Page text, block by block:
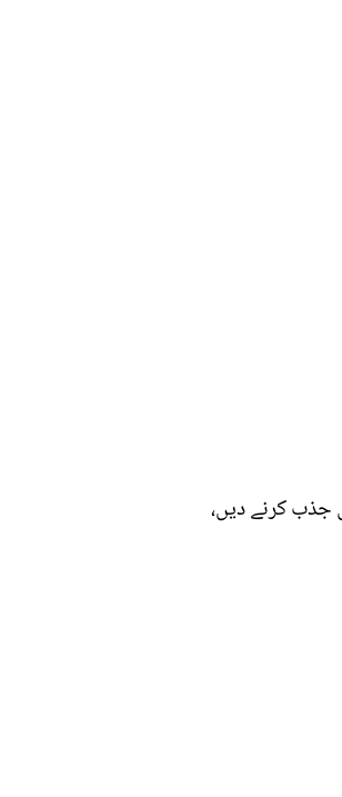
جذب کرنے دیں،